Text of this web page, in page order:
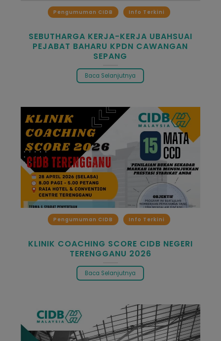
Pengumuman CIDB Info Terkini
SEBUTHARGA KERJA-KERJA UBAHSUAI
PEJABAT BAHARU KPDN CAWANGAN
SEPANG
Baca Selanjutnya
Pengumuman CIDB Info Terkini
KLINIK COACHING SCORE CIDB NEGERI
TERENGGANU 2026
Baca Selanjutnya